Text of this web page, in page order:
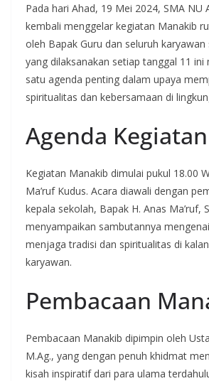
Pada hari Ahad, 19 Mei 2024, SMA NU
kembali menggelar kegiatan Manakib
oleh Bapak Guru dan seluruh karyawan
yang dilaksanakan setiap tanggal 11 ini
satu agenda penting dalam upaya
spiritualitas dan kebersamaan di
Agenda Kegiatan
Kegiatan Manakib dimulai pukul 18.00
Ma’ruf Kudus. Acara diawali dengan
kepala sekolah, Bapak H. Anas Ma’ruf,
menyampaikan sambutannya
menjaga tradisi dan spiritualitas di
karyawan.
Pembacaan
Pembacaan Manakib dipimpin oleh
M.Ag., yang dengan penuh khidmat
kisah inspiratif dari para ulama